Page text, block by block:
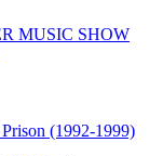
MUSIC SHOW
(1992-1999)